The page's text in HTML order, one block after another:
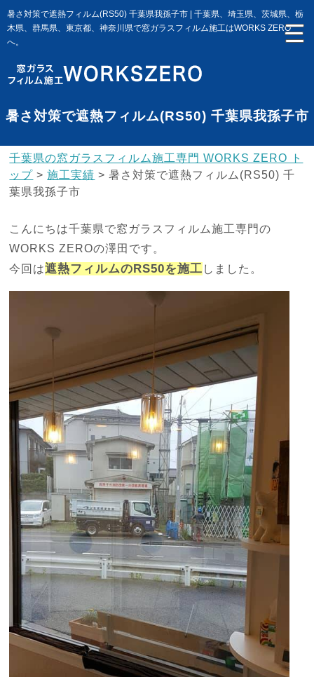
暑さ対策で遮熱フィルム(RS50) 千葉県我孫子市 | 千葉県、埼玉県、茨城県、栃
木県、群馬県、東京都、神奈川県で窓ガラスフィルム施工はWORKS ZERO
へ。
暑さ対策で遮熱フィルム(RS50) 千葉県我孫子市
千葉県の窓ガラスフィルム施工専門 WORKS ZERO ト
ップ >施工実績 >暑さ対策で遮熱フィルム(RS50) 千
葉県我孫子市
こんにちは千葉県で窓ガラスフィルム施工専門の
WORKS ZEROの澤田です。
今回は遮熱フィルムのRS50を施工 しました。